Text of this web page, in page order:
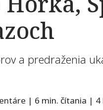
a predraženia
| 6 min. čítania | 4